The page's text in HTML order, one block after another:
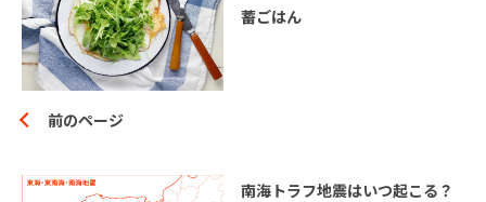
蓄ごはん
前のページ
南海トラフ地震はいつ起こる？